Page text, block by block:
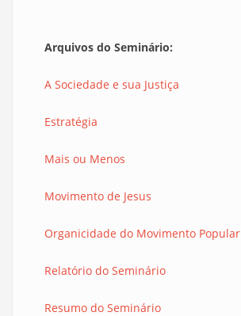
Arquivos do Seminário:
A Sociedade e sua Justiça
Estratégia
Mais ou Menos
Movimento de Jesus
Organicidade do Movimento Popular
Relatório do Seminário
Resumo do Seminário